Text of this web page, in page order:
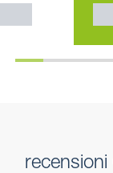
recensioni